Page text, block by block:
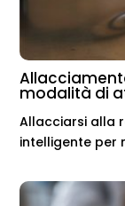
modalità di
Allacciarsi alla
intelligente per